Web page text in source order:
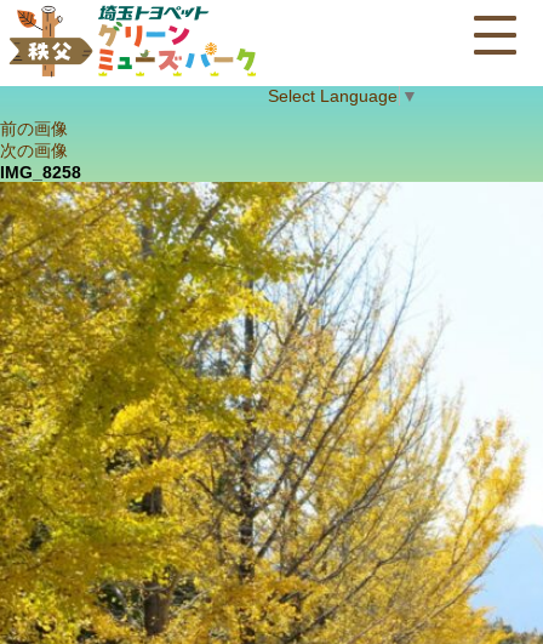
Select Language ▼
前の画像
次の画像
IMG_8258